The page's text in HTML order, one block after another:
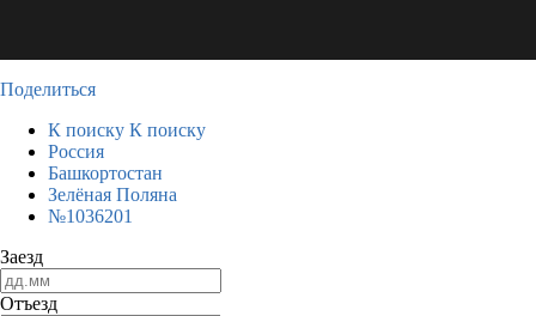
Поделиться
К поиску К поиску
Россия
Башкортостан
Зелёная Поляна
№1036201
Заезд
Отъезд